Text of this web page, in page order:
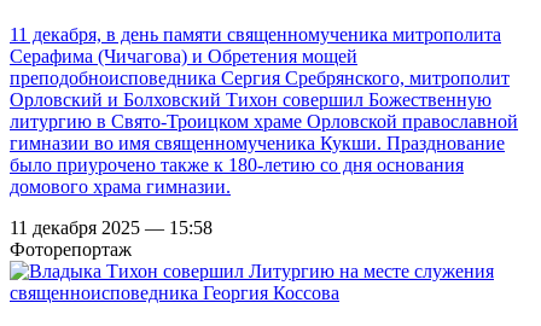
11 декабря, в день памяти священномученика митрополита
Серафима (Чичагова) и Обретения мощей
преподобноисповедника Сергия Сребрянского, митрополит
Орловский и Болховский Тихон совершил Божественную
литургию в Свято-Троицком храме Орловской православной
гимназии во имя священномученика Кукши. Празднование
было приурочено также к 180-летию со дня основания
домового храма гимназии.
11 декабря 2025 — 15:58
Фоторепортаж